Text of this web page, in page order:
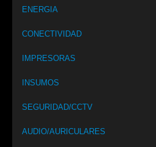
ENERGIA
CONECTIVIDAD
IMPRESORAS
INSUMOS
SEGURIDAD/CCTV
AUDIO/AURICULARES